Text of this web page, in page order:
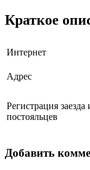
Краткое
Интернет
Адрес
Регистрация заезда
постояльцев
Добавить